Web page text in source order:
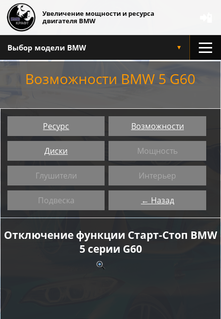
Увеличение мощности и ресурса
двигателя BMW
Выбор модели BMW ▼
Возможности BMW 5 G60
Ресурс Возможности
Диски Мощность
Глушители Интерьер
Подвеска ← Назад
Отключение функции Старт-Cтоп BMW
5 серии G60